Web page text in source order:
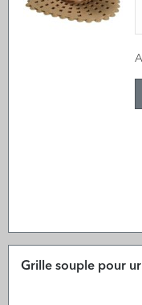
Grille souple pour